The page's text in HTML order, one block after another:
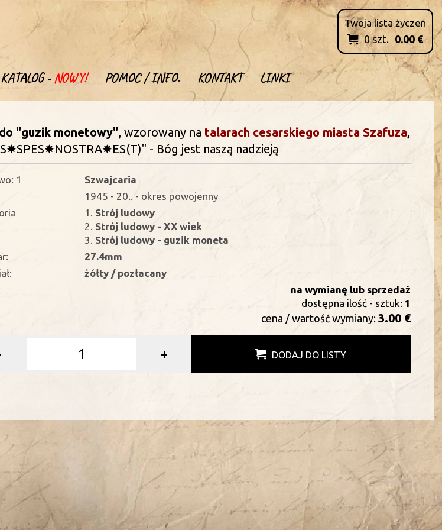
KATALOG -NOWY! POMOC / INFO. KONTAKT LINKI
Twoja lista życzen
 0szt. 0.00 €
"guzik monetowy", wzorowany na talarach cesarskiego miasta Szafuza,
- Bóg jest naszą nadzieją
1
Szwajcaria
1945 - 20.. - okres powojenny
1. Strój ludowy
2. Strój ludowy - XX wiek
3. Strój ludowy - guzik moneta
27.4mm
żółty / pozłacany
na wymianę lub sprzedaż
dostępna ilość - sztuk: 1
cena / wartość wymiany: 3.00 €
+ DODAJ DO LISTY